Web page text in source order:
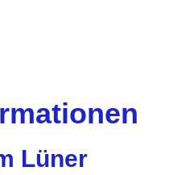
Lüner